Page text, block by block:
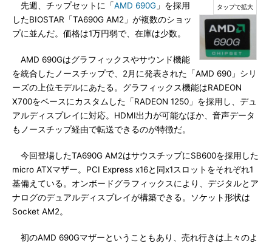
先週、チップセットに「AMD 690G 」を採用
したBIOSTAR「TA690G AM2」が複数のショッ
プに並んだ。価格は1万円弱で、在庫は少数。
AMD 690Gはグラフィックスやサウンド機能
を統合したノースチップで、2月に発表された「AMD 690」シリ
ーズの上位モデルにあたる。グラフィックス機能はRADEON
X700をベースにカスタムした「RADEON 1250」を採用し、デュ
アルディスプレイに対応。HDMI出力が可能なほか、音声データ
もノースチップ経由で転送できるのが特徴だ。
今回登場したTA690G AM2はサウスチップにSB600を採用した
micro ATXマザー。PCI Express x16と同x1スロットをそれぞれ1
基備えている。オンボードグラフィックスにより、デジタルとア
ナログのデュアルディスプレイが構築できる。ソケット形状は
Socket AM2。
初のAMD 690Gマザーということもあり、売れ行きは上々のよ